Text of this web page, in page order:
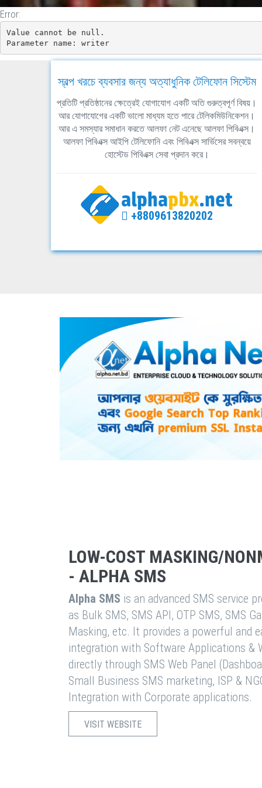
Error:
Value cannot be null.
Parameter name: writer
স্বল্প খরচে ব্যবসার জন্য অত্যাধুনিক টেলিফোন সিস্টেম
প্রতিটি প্রতিষ্ঠানের ক্ষেত্রেই যোগাযোগ একটি অতি গুরুত্বপূর্ণ বিষয়।
আর যোগাযোগের একটি ভালো মাধ্যম হতে পারে টেলিকমিউনিকেশন।
আর এ সমস্যার সমাধান করতে আলফা নেট এনেছে আলফা পিবিএক্স।
আলফা পিবিএক্স আইপি টেলিফোনি এবং পিবিএক্স সার্ভিসের সবন্বয়ে
হোস্টেড পিবিএক্স সেবা প্রদান করে।
+8809613820202
LOW-COST MASKING/
- ALPHA SMS
Alpha SMS is an advanced SMS service
as Bulk SMS, SMS API, OTP SMS, SMS
Masking, etc. It provides a powerful and
integration with Software Applications &
directly through SMS Web Panel
Small Business SMS marketing, ISP &
Integration with Corporate applications.
VISIT WEBSITE